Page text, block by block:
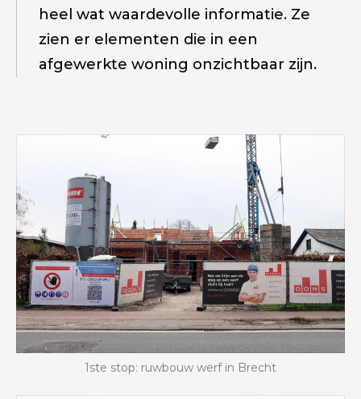
heel wat waardevolle informatie. Ze
zien er elementen die in een
afgewerkte woning onzichtbaar zijn.
1ste stop: ruwbouw werf in Brecht